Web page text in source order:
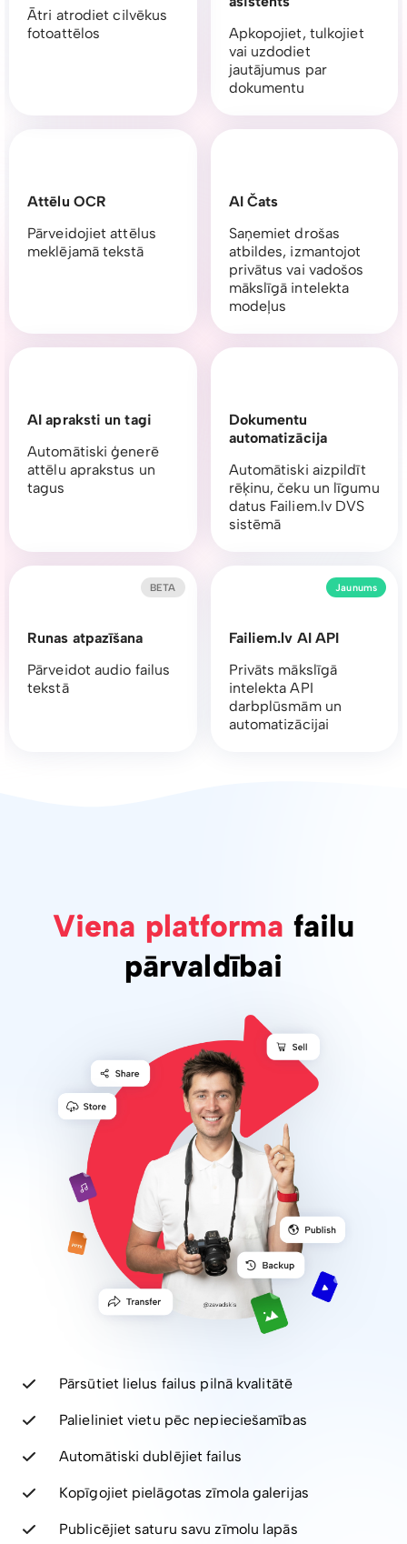
Apkopojiet, tulkojiet
vai uzdodiet
jautājumus par
dokumentu
Attēlu OCR
Pārveidojiet attēlus
meklējamā tekstā
AI Čats
Saņemiet drošas
atbildes, izmantojot
privātus vai vadošos
mākslīgā intelekta
modeļus
AI apraksti un tagi
Automātiski ģenerē
attēlu aprakstus un
tagus
Dokumentu
automatizācija
Automātiski aizpildīt
rēķinu, čeku un līgumu
datus Failiem.lv DVS
sistēmā
Runas atpazīšana
Pārveidot audio failus
tekstā
BETA
Ātri atrodiet cilvēkus
fotoattēlos
Failiem.lv AI API
Privāts mākslīgā
intelekta API
darbplūsmām un
automatizācijai
Jaunums
Viena platforma failu
pārvaldībai
Pārsūtiet lielus failus pilnā kvalitātē
Palieliniet vietu pēc nepieciešamības
Automātiski dublējiet failus
Kopīgojiet pielāgotas zīmola galerijas
Publicējiet saturu savu zīmolu lapās